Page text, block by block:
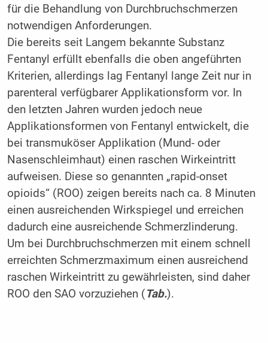
für die Behandlung von Durchbruchschmerzen
notwendigen Anforderungen.
Die bereits seit Langem bekannte Substanz
Fentanyl erfüllt ebenfalls die oben angeführten
Kriterien, allerdings lag Fentanyl lange Zeit nur in
parenteral verfügbarer Applikationsform vor. In
den letzten Jahren wurden jedoch neue
Applikationsformen von Fentanyl entwickelt, die
bei transmuköser Applikation (Mund- oder
Nasenschleimhaut) einen raschen Wirkeintritt
aufweisen. Diese so genannten „rapid-onset
opioids“ (ROO) zeigen bereits nach ca. 8 Minuten
einen ausreichenden Wirkspiegel und erreichen
dadurch eine ausreichende Schmerzlinderung.
Um bei Durchbruchschmerzen mit einem schnell
erreichten Schmerzmaximum einen ausreichend
raschen Wirkeintritt zu gewährleisten, sind daher
ROO den SAO vorzuziehen (Tab.).